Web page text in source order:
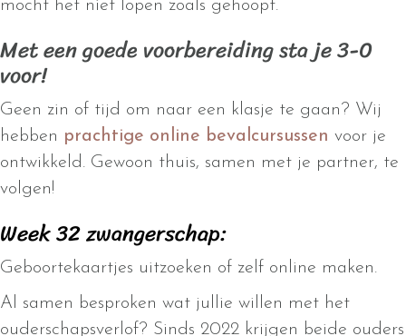
mocht het niet lopen zoals gehoopt.
Met een goede voorbereiding sta je 3-0
voor!
Geen zin of tijd om naar een klasje te gaan? Wij
hebben prachtige online bevalcursussen voor je
ontwikkeld. Gewoon thuis, samen met je partner, te
volgen!
Week 32 zwangerschap:
Geboortekaartjes uitzoeken of zelf online maken.
Al samen besproken wat jullie willen met het
ouderschapsverlof? Sinds 2022 krijgen beide ouders